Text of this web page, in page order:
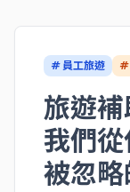
# 員工旅遊 #
旅遊
我們
被忽